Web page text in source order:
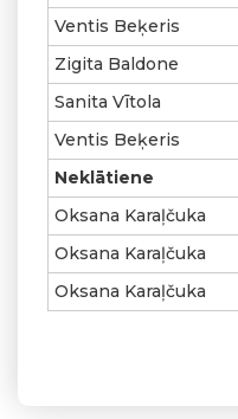
Ventis Beķeris
Zigita Baldone
Sanita Vītola
Ventis Beķeris
Neklātiene
Oksana Karaļčuka
Oksana Karaļčuka
Oksana Karaļčuka